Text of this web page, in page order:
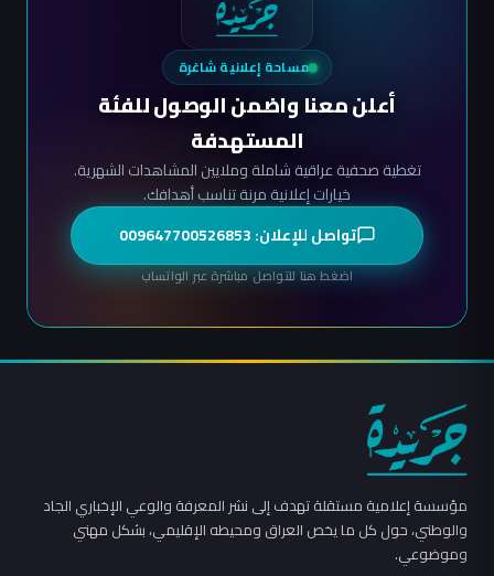
مساحة إعلانية شاغرة
أعلن معنا واضمن الوصول للفئة
المستهدفة
تغطية صحفية عراقية شاملة وملايين المشاهدات الشهرية.
خيارات إعلانية مرنة تناسب أهدافك.
تواصل للإعلان: 009647700526853
اضغط هنا للتواصل مباشرة عبر الواتساب
مؤسسة إعلامية مستقلة تهدف إلى نشر المعرفة والوعي الإخباري الجاد
والوطني، حول كل ما يخص العراق ومحيطه الإقليمي، بشكل مهني
وموضوعي.